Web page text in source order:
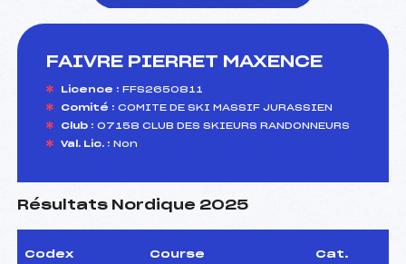
FAIVRE PIERRET MAXENCE
Licence : FFS2650811
Comité : COMITE DE SKI MASSIF JURASSIEN
Club : 07158 CLUB DES SKIEURS RANDONNEURS
Val. Lic. : Non
Résultats Nordique 2025
Codex Course Cat.